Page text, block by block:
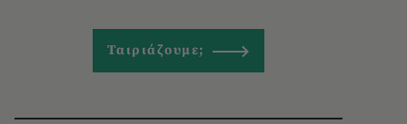
Ταιριάζουμε;